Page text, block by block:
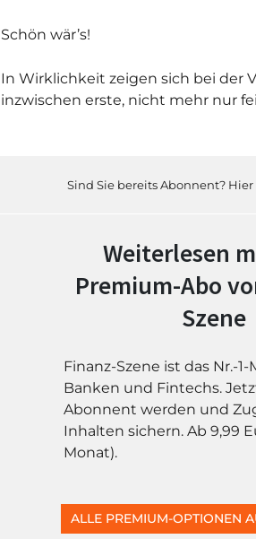
Schön wär’s!
In Wirklichkeit zeigen sich bei der
inzwischen erste, nicht mehr nur
Sind Sie bereits Abonnent?
Weiterlesen
Premium-Abo
Szene
Finanz-Szene ist das Nr.-
Banken und Fintechs.
Abonnent werden und
Inhalten sichern. Ab 9,99
Monat).
ALLE PREMIUM-OPTIONEN